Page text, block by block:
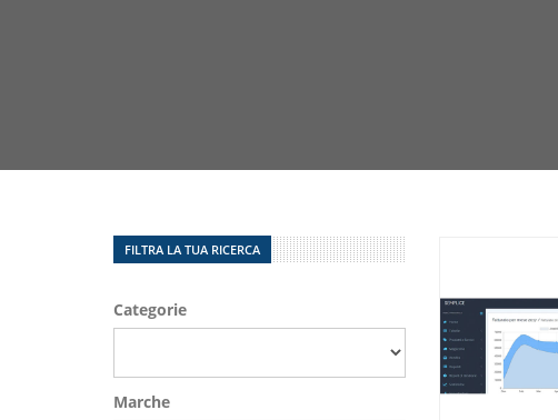
FILTRA LA TUA RICERCA
Categorie
Marche